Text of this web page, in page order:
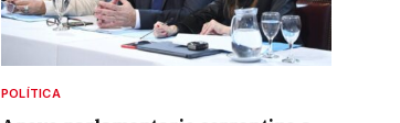
POLÍTICA